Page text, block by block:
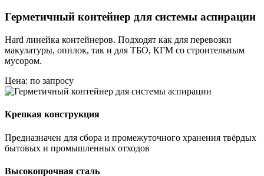
Герметичный контейнер для системы аспирации
Hard линейка контейнеров. Подходят как для перевозки
макулатуры, опилок, так и для ТБО, КГМ со строительным
мусором.
Цена: по запросу
Крепкая конструкция
Предназначен для сбора и промежуточного хранения твёрдых
бытовых и промышленных отходов
Высокопрочная сталь